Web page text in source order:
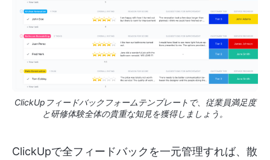
ClickUpフィードバックフォームテンプレートで、従業員満足度
と研修体験全体の貴重な知見を獲得しましょう。
ClickUpで全フィードバックを一元管理すれば、散